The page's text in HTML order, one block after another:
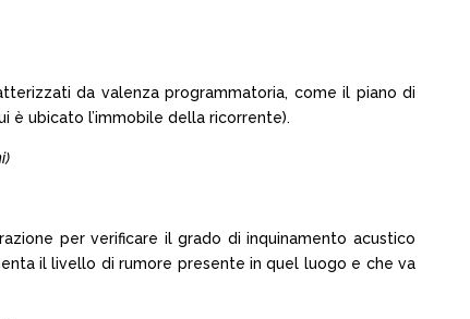
da valenza programmatoria, come il piano di
è ubicato l’immobile della ricorrente).
per verificare il grado di inquinamento acustico
il livello di rumore presente in quel luogo e che va